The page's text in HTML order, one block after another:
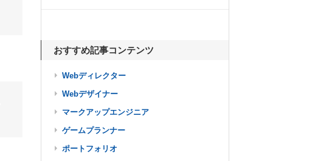
おすすめ記事コンテンツ
Webディレクター
Webデザイナー
マークアップエンジニア
ゲームプランナー
ポートフォリオ